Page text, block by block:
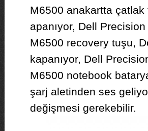
M6500 anakartta çatlak
apanıyor, Dell
M6500 recovery tuşu,
kapanıyor, Dell
M6500 notebook
şarj aletinden ses
değişmesi gerekebilir.